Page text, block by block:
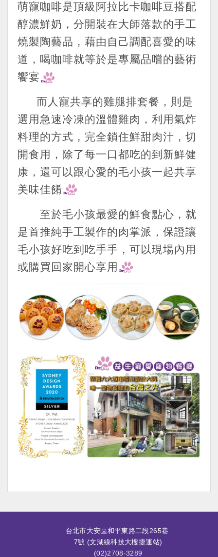
萌寵咖啡是頂級阿拉比卡咖啡豆搭配
醇濃鮮奶，分開裝在大師落款的手工
燒製陶藝品，藉由自己調配喜愛的味
道，喝咖啡就等於是專屬品嚐的藝術
饗宴
而人寵共享的雞腿排套餐，則是
選用急速冷凍的溫體雞肉，利用氣炸
料理的方式，完全鎖住鮮甜肉汁，切
開食用，除了每一口都吃的到新鮮健
康，還可以跟心愛的毛小孩一起共享
美味佳餚
至於毛小孩最愛的鮮食點心，就
是首推純手工製作的肉掌派，保證讓
毛小孩好吃到吃手手，可以現場內用
或購買回家開心享用
台北市大安區和平東路二段265巷
7號 (文湖線科技大樓捷運站)
(02)2708-3289